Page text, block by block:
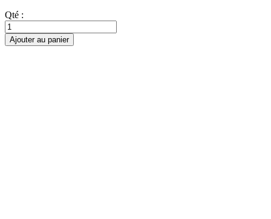
Qté :
Ajouter au panier